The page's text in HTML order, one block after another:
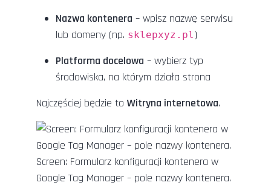
Nazwa kontenera – wpisz nazwę serwisu
lub domeny (np. sklepxyz.pl)
Platforma docelowa – wybierz typ
środowiska, na którym działa strona
Najczęściej będzie to Witryna internetowa.
Screen: Formularz konfiguracji kontenera w
Google Tag Manager – pole nazwy kontenera.